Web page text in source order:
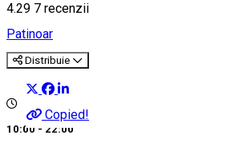
4.29 7 recenzii
Patinoar
Distribuie
Copied!
10:00 - 22:00